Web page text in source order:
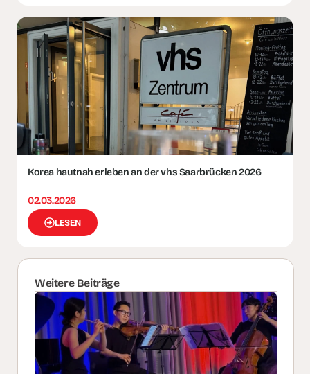
Korea hautnah erleben an der vhs Saarbrücken 2026
02.03.2026
LESEN
Weitere Beiträge